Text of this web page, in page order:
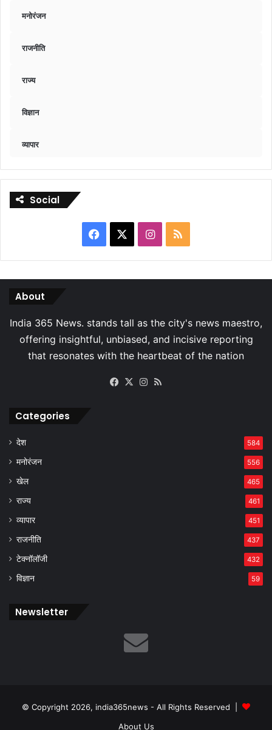
मनोरंजन
राजनीति
राज्य
विज्ञान
व्यापार
Social
Facebook Instagram
RSS
About
Facebook
X Instagram
Categories
देश 584
मनोरंजन 556
खेल 465
राज्य 461
व्यापार 451
राजनीति 437
टेक्नॉलॉजी 432
विज्ञान 59
Newsletter
© Copyright 2026, india365news - All Rights Reserved |
About Us